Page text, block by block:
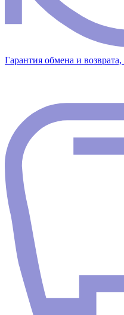
Гарантия обмена и